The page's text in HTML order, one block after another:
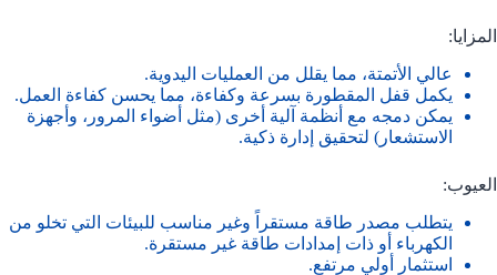
المزايا:
عالي الأتمتة، مما يقلل من العمليات اليدوية.
يكمل قفل المقطورة بسرعة وكفاءة، مما يحسن كفاءة العمل.
يمكن دمجه مع أنظمة آلية أخرى (مثل أضواء المرور، وأجهزة
الاستشعار) لتحقيق إدارة ذكية.
العيوب:
يتطلب مصدر طاقة مستقراً وغير مناسب للبيئات التي تخلو من
الكهرباء أو ذات إمدادات طاقة غير مستقرة.
استثمار أولي مرتفع.